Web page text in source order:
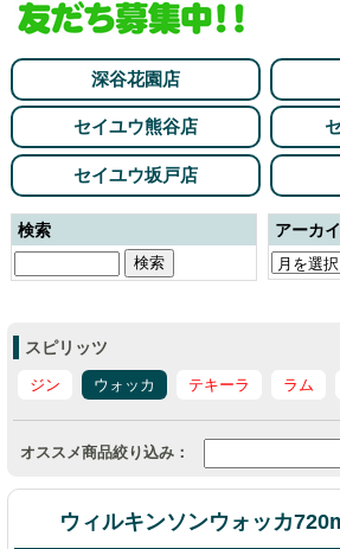
深谷花園店
セイユウ熊谷店
セイユウ坂戸店
検索 アーカ
スピリッツ
ジン ウォッカ テキーラ ラム
オススメ商品絞り込み：
ウィルキンソンウォッカ